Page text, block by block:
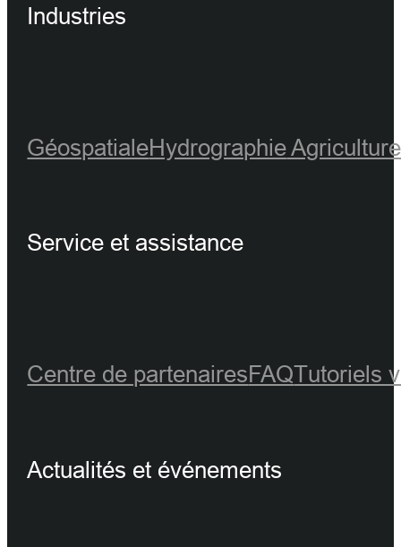
Industries
GéospatialeHydrographieAgriculture
Service et assistance
Centre de partenairesFAQTutoriels
Actualités et événements